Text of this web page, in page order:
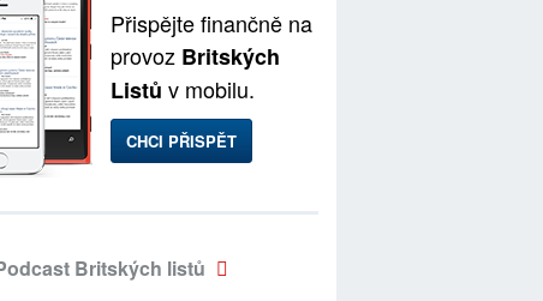
Přispějte finančně na
provoz Britských
Listů v mobilu.
CHCI PŘISPĚT
Britských listů